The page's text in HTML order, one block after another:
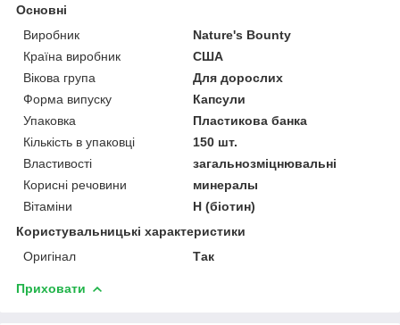
Основні
Виробник
Nature's Bounty
Країна виробник
США
Вікова група
Для дорослих
Форма випуску
Капсули
Упаковка
Пластикова банка
Кількість в упаковці
150 шт.
Властивості
загальнозміцнювальні
Корисні речовини
минералы
Вітаміни
Н (біотин)
Користувальницькі характеристики
Оригінал
Так
Приховати